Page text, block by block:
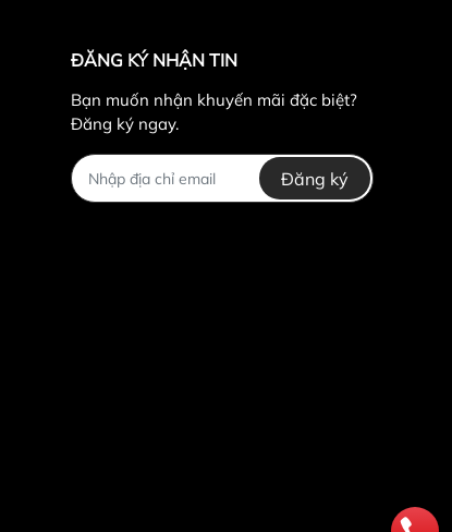
đùi hiệu quả.
ĐĂNG KÝ NHẬN TIN
Bạn muốn nhận khuyến mãi đặc biệt?
Đăng ký ngay.
Đăng ký